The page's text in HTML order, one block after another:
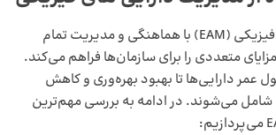
مدیریت دارایی‌ های فیزیکی (EAM) با هماهنگی و مدیریت تمام
متعددی را برای سازمان‌ها فراهم می‌کند.
عمر دارایی‌ها تا بهبود بهره‌وری و کاهش
شامل می‌شوند. در ادامه به بررسی مهم‌ترین